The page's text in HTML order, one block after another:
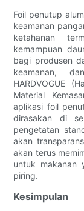
Foil penutup
keamanan
ketahanan
kemampuan
bagi produsen
keamanan,
HARDVOGUE
Material
aplikasi foil
dirasakan di
pengetatan
akan
akan terus
untuk makanan
piring.
Kesimpulan